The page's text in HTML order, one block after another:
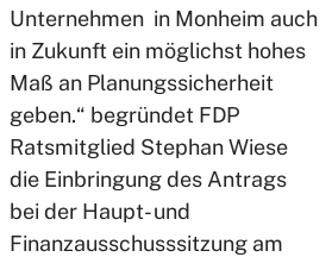
Unternehmen in Monheim auch
in Zukunft ein möglichst hohes
Maß an Planungssicherheit
geben.“ begründet FDP
Ratsmitglied Stephan Wiese
die Einbringung des Antrags
bei der Haupt- und
Finanzausschusssitzung am